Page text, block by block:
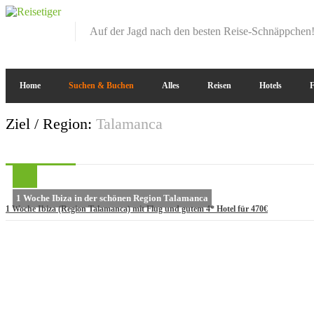
Auf der Jagd nach den besten Reise-Schnäppchen!
Home Suchen & Buchen Alles Reisen Hotels
Ziel / Region: Talamanca
1 Woche Ibiza in der schönen Region Talamanca
1 Woche Ibiza (Region Talamanca) mit Flug und gutem 4* Hotel für 470€